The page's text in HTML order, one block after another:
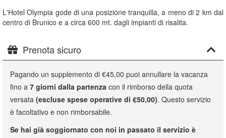
L'Hotel Olympia gode di una posizione tranquilla, a meno di 2 km dal
centro di Brunico e a circa 600 mt. dagli impianti di risalita.
Prenota sicuro
Pagando un supplemento di €45,00 puoi annullare la vacanza
fino a 7 giorni dalla partenza con il rimborso della quota
versata (escluse spese operative di €50,00). Questo servizio
è facoltativo e non rimborsabile.
Se hai già soggiornato con noi in passato il servizio è